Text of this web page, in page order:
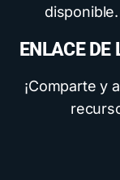
ENLACE DE
¡Comparte y